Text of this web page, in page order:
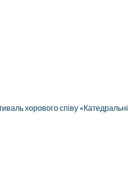
хорового співу «Катедральні